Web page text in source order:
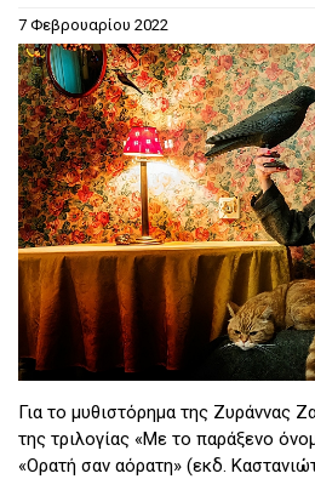
7 Φεβρουαρίου 2022
Για το μυθιστόρημα της Ζυράννας
της τριλογίας «Με το παράξενο
«Ορατή σαν αόρατη» (εκδ.